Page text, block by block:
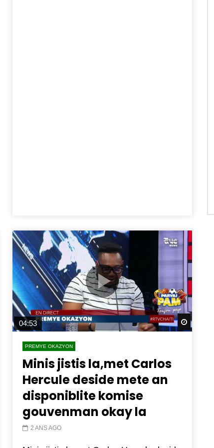
Watch Later Watch
04:53
PREMYE OKAZYON
Minis jistis la,met Carlos
Hercule deside mete an
disponiblite komise
gouvenman okay la
2 ANS AGO